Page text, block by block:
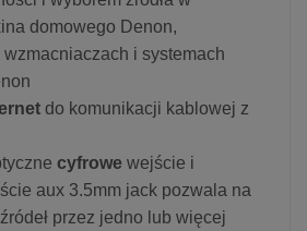
domowego Denon,
i systemach
do komunikacji kablowej z
cyfrowe wejście i
aux 3.5mm jack pozwala na
przez jedno lub więcej